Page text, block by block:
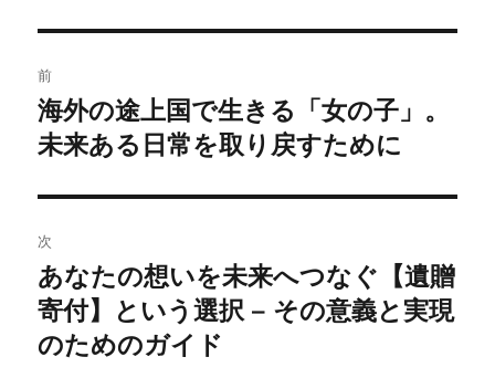
稿
ナ
ビ
ゲ
ー
シ
前
前
の
稿:
海外の途上国で生きる「女の子」。
未来ある日常を取り戻すために
次
次
の
投
あなたの想いを未来へつなぐ【遺贈
寄付】という選択 – その意義と実現
のためのガイド